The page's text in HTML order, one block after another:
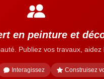
en peinture et
Publiez vos travaux,
Interagissez Construisez